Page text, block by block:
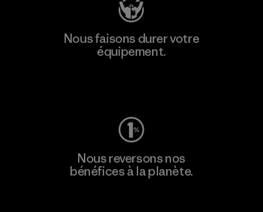
Nous faisons durer votre
équipement.
Nous reversons nos
bénéfices à la planète.